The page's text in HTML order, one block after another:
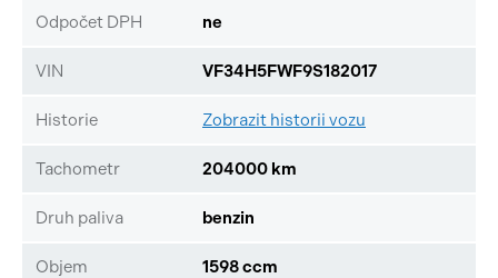
Odpočet DPH ne
VIN VF34H5FWF9S182017
Historie Zobrazit historii vozu
Tachometr 204000 km
Druh paliva benzin
Objem 1598 ccm